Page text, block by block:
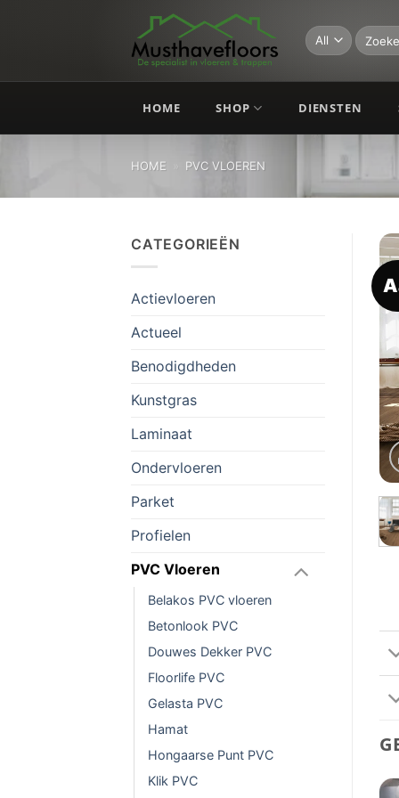
Zoeken
naar:
HOME SHOP DIENSTEN
HOME PVC VLOEREN
CATEGORIEËN
Actievloeren
Actueel
Benodigdheden
Kunstgras
Laminaat
Ondervloeren
Parket
Profielen
PVC Vloeren
Belakos PVC vloeren
Betonlook PVC
Douwes Dekker PVC
Floorlife PVC
Gelasta PVC
Hamat
Hongaarse Punt PVC
Klik PVC